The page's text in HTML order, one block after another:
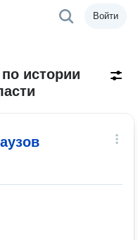
Войти
истории